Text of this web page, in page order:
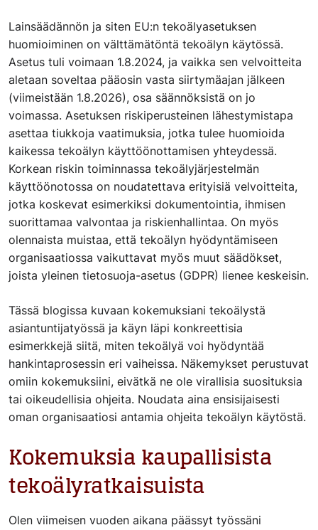
Lainsäädännön ja siten EU:n tekoälyasetuksen
huomioiminen on välttämätöntä tekoälyn käytössä.
Asetus tuli voimaan 1.8.2024, ja vaikka sen velvoitteita
aletaan soveltaa pääosin vasta siirtymäajan jälkeen
(viimeistään 1.8.2026), osa säännöksistä on jo
voimassa. Asetuksen riskiperusteinen lähestymistapa
asettaa tiukkoja vaatimuksia, jotka tulee huomioida
kaikessa tekoälyn käyttöönottamisen yhteydessä.
Korkean riskin toiminnassa tekoälyjärjestelmän
käyttöönotossa on noudatettava erityisiä velvoitteita,
jotka koskevat esimerkiksi dokumentointia, ihmisen
suorittamaa valvontaa ja riskienhallintaa. On myös
olennaista muistaa, että tekoälyn hyödyntämiseen
organisaatiossa vaikuttavat myös muut säädökset,
joista yleinen tietosuoja-asetus (GDPR) lienee keskeisin.
Tässä blogissa kuvaan kokemuksiani tekoälystä
asiantuntijatyössä ja käyn läpi konkreettisia
esimerkkejä siitä, miten tekoälyä voi hyödyntää
hankintaprosessin eri vaiheissa. Näkemykset perustuvat
omiin kokemuksiini, eivätkä ne ole virallisia suosituksia
tai oikeudellisia ohjeita. Noudata aina ensisijaisesti
oman organisaatiosi antamia ohjeita tekoälyn käytöstä.
Kokemuksia kaupallisista
tekoälyratkaisuista
Olen viimeisen vuoden aikana päässyt työssäni